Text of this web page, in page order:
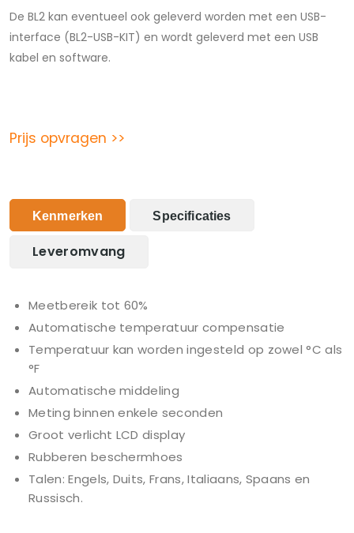
De BL2 kan eventueel ook geleverd worden met een USB-
interface (BL2-USB-KIT) en wordt geleverd met een USB
kabel en software.
Prijs opvragen >>
Kenmerken Specificaties
Leveromvang
Meetbereik tot 60%
Automatische temperatuur compensatie
Temperatuur kan worden ingesteld op zowel °C als
°F
Automatische middeling
Meting binnen enkele seconden
Groot verlicht LCD display
Rubberen beschermhoes
Talen: Engels, Duits, Frans, Italiaans, Spaans en
Russisch.